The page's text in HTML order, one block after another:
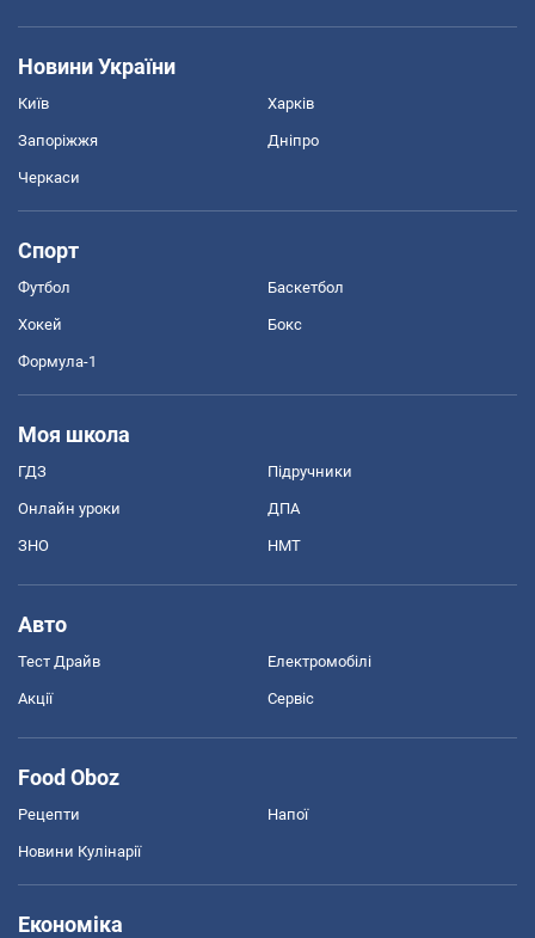
Новини України
Київ Харків
Запоріжжя Дніпро
Черкаси
Спорт
Футбол Баскетбол
Хокей Бокс
Формула-1
Моя школа
ГДЗ Підручники
Онлайн уроки ДПА
ЗНО НМТ
Авто
Тест Драйв Електромобілі
Акції Сервіс
Food Oboz
Рецепти Напої
Новини Кулінарії
Економіка